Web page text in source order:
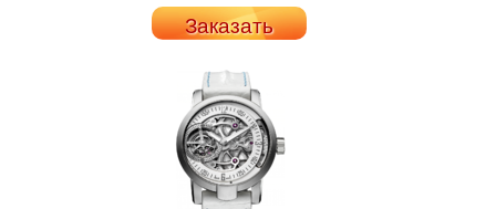
Заказать